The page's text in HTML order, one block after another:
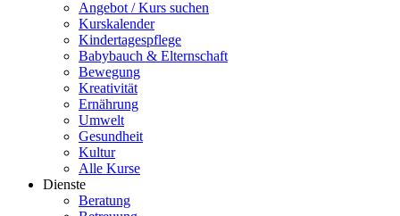
Angebot / Kurs suchen
Kurskalender
Kindertagespflege
Babybauch & Elternschaft
Bewegung
Kreativität
Ernährung
Umwelt
Gesundheit
Kultur
Alle Kurse
Dienste
Beratung